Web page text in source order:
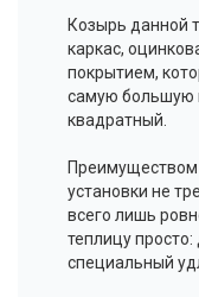
Козырь данной
каркас,
покрытием,
самую большую
квадратный.
Преимуществом
установки не
всего лишь
теплицу
специальный